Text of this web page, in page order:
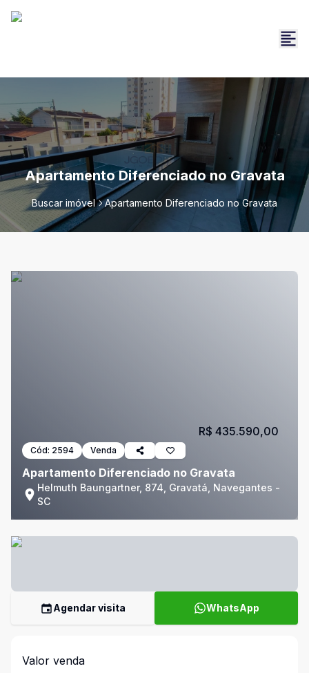
Apartamento Diferenciado no Gravata
Buscar imóvel Apartamento Diferenciado no Gravata
Cód: 2594 Venda
Apartamento Diferenciado no Gravata
Helmuth Baungartner, 874, Gravatá, Navegantes -
SC
R$ 435.590,00
Agendar visita WhatsApp
Valor venda